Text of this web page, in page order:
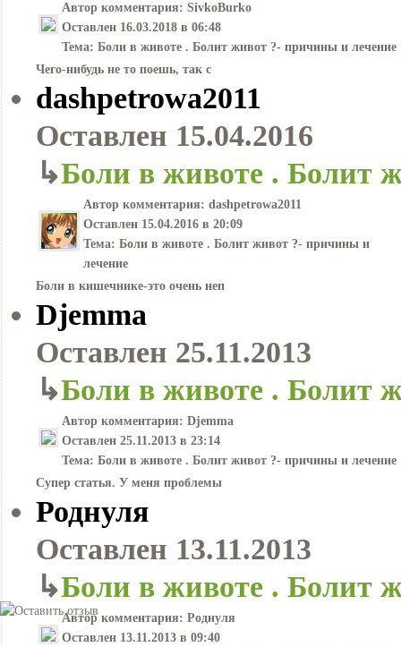
Автор комментария: SivkoBurko
Оставлен 16.03.2018 в 06:48
Тема: Боли в животе . Болит живот ?- причины и лечение
Чего-нибудь не то поешь, так с
dashpetrowa2011
Оставлен 15.04.2016
↳Боли в животе . Болит
Автор комментария: dashpetrowa2011
Оставлен 15.04.2016 в 20:09
Тема: Боли в животе . Болит живот ?- причины и
лечение
Боли в кишечнике-это очень неп
Djemma
Оставлен 25.11.2013
↳Боли в животе . Болит
Автор комментария: Djemma
Оставлен 25.11.2013 в 23:14
Тема: Боли в животе . Болит живот ?- причины и лечение
Супер статья. У меня проблемы
Роднуля
Оставлен 13.11.2013
↳Боли в животе . Болит
Автор комментария: Роднуля
Оставлен 13.11.2013 в 09:40